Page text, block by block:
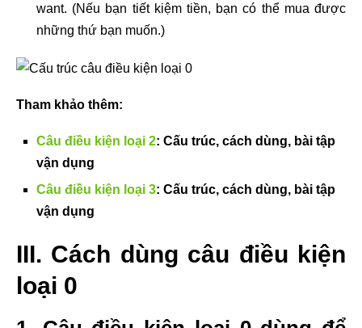
want. (Nếu bạn tiết kiệm tiền, bạn có thể mua được
những thứ bạn muốn.)
Tham khảo thêm:
Câu điều kiện loại 2: Cấu trúc, cách dùng, bài tập
vận dụng
Câu điều kiện loại 3: Cấu trúc, cách dùng, bài tập
vận dụng
III. Cách dùng câu điều kiện
loại 0